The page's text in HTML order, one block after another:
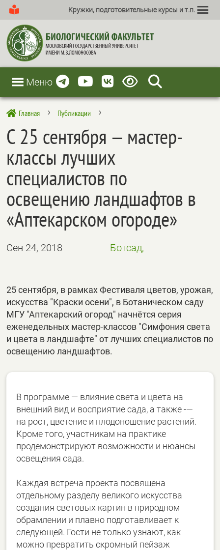
Кружки, подготовительные курсы и т.п.
Меню
 Главная 5 Публикации 5
С 25 сентября — мастер-
классы лучших
специалистов по
освещению ландшафтов в
«Аптекарском огороде»
Сен 24, 2018 Ботсад,
25 сентября, в рамках Фестиваля цветов, урожая,
искусства "Краски осени", в Ботаническом саду
МГУ "Аптекарский огород" начнётся серия
еженедельных мастер-классов "Симфония света
и цвета в ландшафте" от лучших специалистов по
освещению ландшафтов.
В программе — влияние света и цвета на
внешний вид и восприятие сада, а также -—
на рост, цветение и плодоношение растений.
Кроме того, участникам на практике
продемонстрируют возможности и нюансы
освещения сада.
Каждая встреча проекта посвящена
отдельному разделу великого искусства
создания световых картин в природном
обрамлении и плавно подготавливает к
следующей. Гости не только узнают, как
можно превратить скромный пейзаж